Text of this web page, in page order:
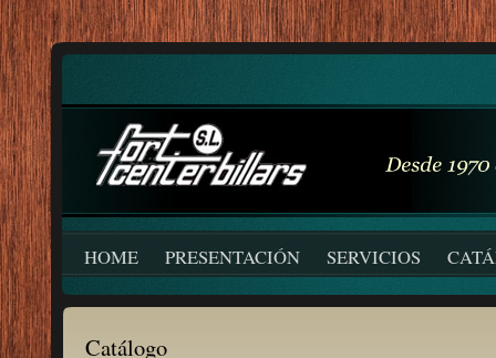
HOME PRESENTACIÓN SERVICIOS
Catálogo